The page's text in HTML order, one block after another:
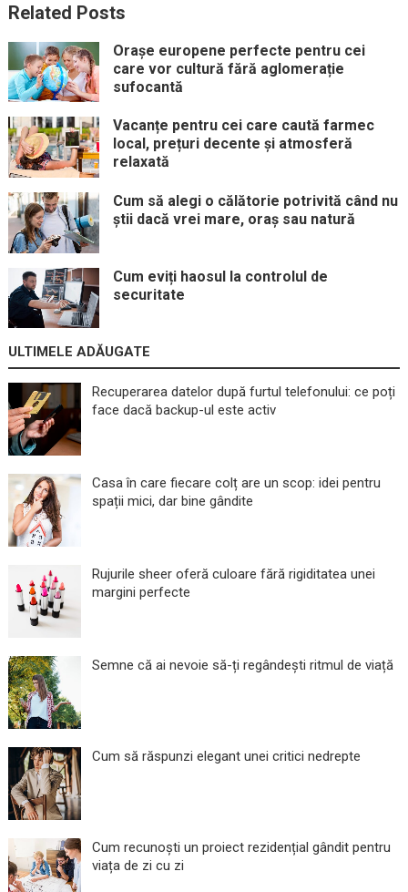
Related Posts
Orașe europene perfecte pentru cei
care vor cultură fără aglomerație
sufocantă
Vacanțe pentru cei care caută farmec
local, prețuri decente și atmosferă
relaxată
Cum să alegi o călătorie potrivită când nu
știi dacă vrei mare, oraș sau natură
Cum eviți haosul la controlul de
securitate
ULTIMELE ADĂUGATE
Recuperarea datelor după furtul telefonului: ce poți
face dacă backup-ul este activ
Casa în care fiecare colț are un scop: idei pentru
spații mici, dar bine gândite
Rujurile sheer oferă culoare fără rigiditatea unei
margini perfecte
Semne că ai nevoie să-ți regândești ritmul de viață
Cum să răspunzi elegant unei critici nedrepte
Cum recunoști un proiect rezidențial gândit pentru
viața de zi cu zi